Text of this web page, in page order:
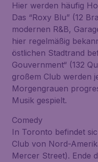
Hier werden häufig
Das “Roxy Blu” (12
modernen R&B,
hier regelmäßig
östlichen Stadtrand
Gouvernment“ (132
großem Club werden
Morgengrauen
Musik gespielt.
Comedy
In Toronto befindet
Club von Nord-
Mercer Street). Ende